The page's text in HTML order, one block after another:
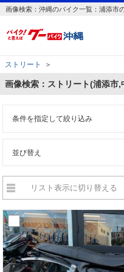
画像検索：沖縄のバイク一覧：浦添市
ストリート ＞
画像検索：ストリート(浦添市,
条件を指定して絞り込み
並び替え
リスト表示に切り替える